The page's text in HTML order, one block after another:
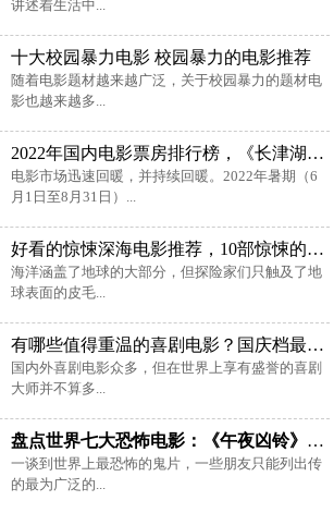
讲述着生活中...
十大校园暴力电影 校园暴力的电影推荐
随着电影题材越来越广泛，关于校园暴力的题材电
影也越来越多...
2022年国内电影票房排行榜，《长津湖之水门桥》夺得冠军
电影市场迅速回暖，并持续回暖。2022年暑期（6
月1日至8月31日）...
好看的惊悚深海电影推荐，10部惊悚的深海恐惧电影
海洋涵盖了地球的大部分，但探险家们只触及了地
球表面的皮毛...
有哪些值得重温的喜剧电影？国庆档最值得重温的6部喜剧片
国内外喜剧电影众多，但在世界上享有盛誉的喜剧
大师并不算多...
盘点世界七大恐怖电影：《午夜凶铃》居首，胆小勿入！
一谈到世界上最恐怖的鬼片，一些朋友只能列出传
的最为广泛的...